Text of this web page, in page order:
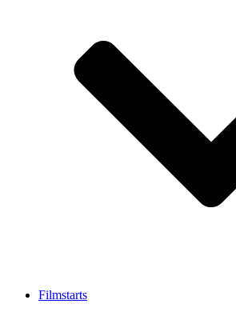
Filmstarts